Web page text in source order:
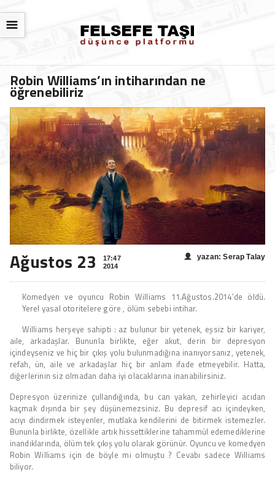
☰
Robin Williams’ın intiharından ne
öğrenebiliriz
Ağustos 23
17:47
2014
yazan: Serap Talay
Komedyen ve oyuncu Robin Williams 11.Ağustos.2014’de öldü.
Yerel yasal otoritelere göre , ölüm sebebi intihar.
Williams herşeye sahipti : az bulunur bir yetenek, eşsiz bir kariyer,
aile, arkadaşlar. Bununla birlikte, eğer akut, derin bir depresyon
içindeyseniz ve hiç bir çıkış yolu bulunmadığına inanıyorsanız, yetenek,
refah, ün, aile ve arkadaşlar hiç bir anlam ifade etmeyebilir. Hatta,
diğerlerinin siz olmadan daha iyi olacaklarına inanabilirsiniz.
Depresyon üzerinize çullandığında, bu can yakan, zehirleyici acıdan
kaçmak dışında bir şey düşünemezsiniz. Bu depresif acı içindeyken,
acıyı dindirmek isteyenler, mutlaka kendilerini de bitirmek istemezler.
Bununla birlikte, özellikle artık hissettiklerine tahammül edemediklerine
inandıklarında, ölüm tek çıkış yolu olarak görünür. Oyuncu ve komedyen
Robin Williams için de böyle mi olmuştu ? Cevabı sadece Williams
biliyor.